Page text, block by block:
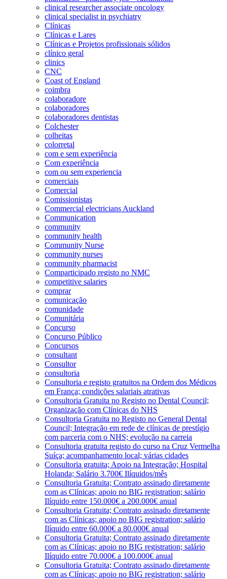
clinical researcher associate oncology
clinical specialist in psychiatry
Clínicas
Clínicas e Lares
Clínicas e Projetos profissionais sólidos
clínico geral
clinics
CNC
Coast of England
coimbra
colaboradore
colaboradores
colaboradores dentistas
Colchester
colheitas
colorretal
com e sem experiência
Com experiência
com ou sem experiencia
comerciais
Comercial
Comissionistas
Commercial electricians Auckland
Communication
community
community health
Community Nurse
community nurses
community pharmacist
Comparticipado registo no NMC
competitive salaries
comprar
comunicação
comunidade
Comunitária
Concurso
Concurso Público
Concursos
consultant
Consultor
consultoria
Consultoria e registo gratuitos na Ordem dos Médicos
em França; condições salariais atrativas
Consultoria Gratuita no Registo no Dental Council;
Organização com Clínicas do NHS
Consultoria Gratuita no Registo no General Dental
Council; Integração em rede de clínicas de prestígio
com parceria com o NHS; evolução na carreia
Consultoria gratuita registo do curso na Cruz Vermelha
Suíça; acompanhamento local; várias cidades
Consultoria gratuita; Apoio na Integração; Hospital
Holanda; Salário 3.700€ Ilíquidos/mês
Consultoria Gratuita; Contrato assinado diretamente
com as Clínicas; apoio no BIG registration; salário
Ilíquido entre 150.000€ a 200.000€ anual
Consultoria Gratuita; Contrato assinado diretamente
com as Clínicas; apoio no BIG registration; salário
Ilíquido entre 60.000€ a 80.000€ anual
Consultoria Gratuita; Contrato assinado diretamente
com as Clínicas; apoio no BIG registration; salário
Ilíquido entre 70.000€ a 100.000€ anual
Consultoria Gratuita; Contrato assinado diretamente
com as Clínicas; apoio no BIG registration; salário